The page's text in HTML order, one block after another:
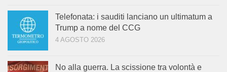
Telefonata: i sauditi lanciano un ultimatum a
Trump a nome del CCG
4 AGOSTO 2026
No alla guerra. La scissione tra volontà e